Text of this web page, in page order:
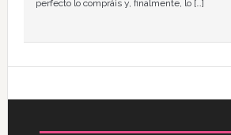
perfecto lo compráis y, finalmente, lo […]